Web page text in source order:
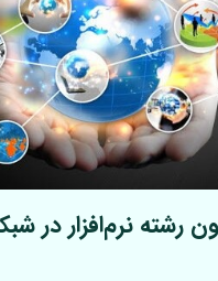
رشته نرم‌افزار در